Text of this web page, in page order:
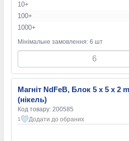
10+
100+
1000+
Мінімальне замовлення: 6 шт
Магніт NdFeB, Блок 5 x 5 x 2
(нікель)
Код товару: 200585
1 Додати до обраних